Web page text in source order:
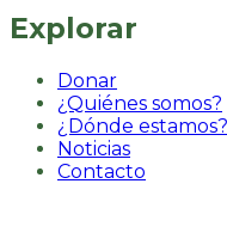
Explorar
Donar
¿Quiénes somos?
¿Dónde estamos?
Noticias
Contacto